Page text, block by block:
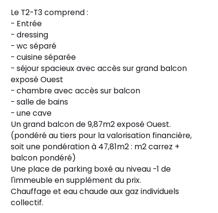
Le T2-T3 comprend :
- Entrée
- dressing
- wc séparé
- cuisine séparée
- séjour spacieux avec accès sur grand balcon
exposé Ouest
- chambre avec accès sur balcon
- salle de bains
- une cave
Un grand balcon de 9,87m2 exposé Ouest.
(pondéré au tiers pour la valorisation financière,
soit une pondération à 47,81m2 : m2 carrez +
balcon pondéré)
Une place de parking boxé au niveau -1 de
l'immeuble en supplément du prix.
Chauffage et eau chaude aux gaz individuels
collectif.